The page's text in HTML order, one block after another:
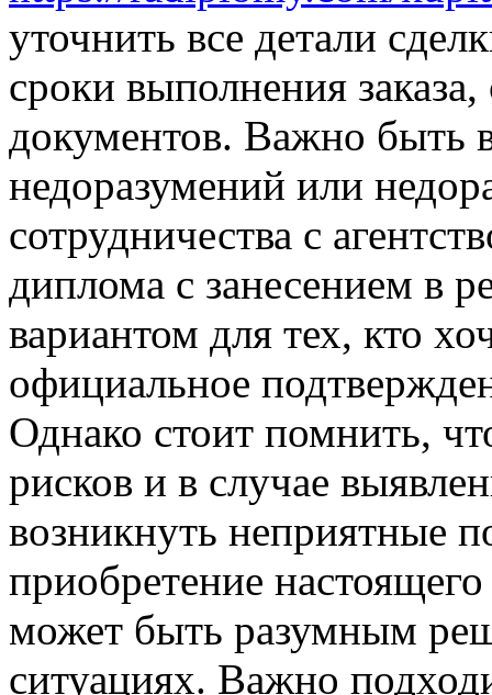
уточнить все детали
сроки выполнения
документов. Важно быть
недоразумений или
сотрудничества с
диплома с занесением в
вариантом для тех, кто
официальное
Однако стоит помнить,
рисков и в случае
возникнуть неприятные
приобретение
может быть разумным
ситуациях. Важно